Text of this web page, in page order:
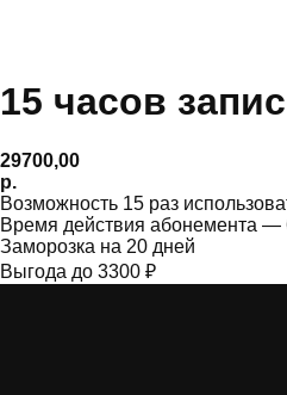
15 часов
29700,00
р.
Возможность 15 раз
Время действия абонемента —
Заморозка на 20 дней
Выгода до 3300 ₽